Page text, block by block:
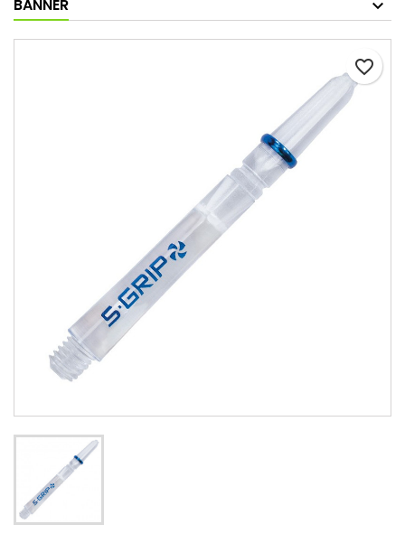
BANNER
favorite_border